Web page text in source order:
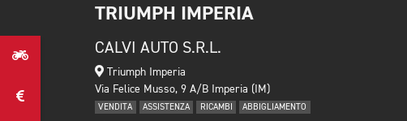
TRIUMPH IMPERIA
CALVI AUTO S.R.L.
Triumph Imperia
Via Felice Musso, 9 A/B Imperia (IM)
VENDITA ASSISTENZA RICAMBI ABBIGLIAMENTO